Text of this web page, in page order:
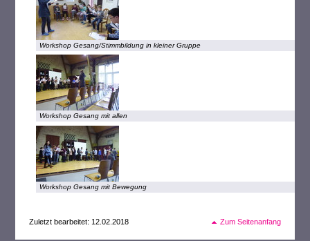
Workshop Gesang/Stimmbildung in kleiner Gruppe
Workshop Gesang mit allen
Workshop Gesang mit Bewegung
Zuletzt bearbeitet: 12.02.2018 Zum Seitenanfang